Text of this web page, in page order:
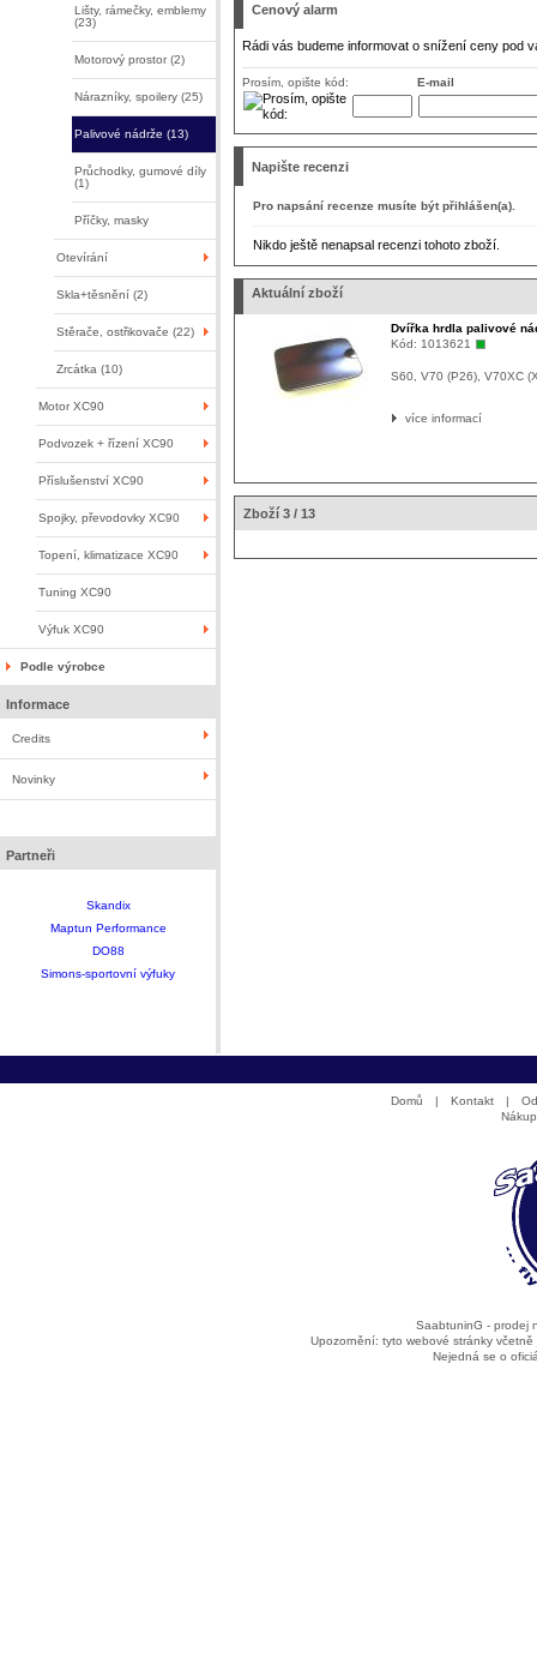
Lišty, rámečky, emblemy
(23)
Motorový prostor (2)
Nárazníky, spoilery (25)
Palivové nádrže (13)
Průchodky, gumové díly
(1)
Příčky, masky
Otevírání
Skla+těsnění (2)
Stěrače, ostřikovače (22)
Zrcátka (10)
Motor XC90
Podvozek + řízení XC90
Příslušenství XC90
Spojky, převodovky XC90
Topení, klimatizace XC90
Tuning XC90
Výfuk XC90
Podle výrobce
Informace
Credits
Novinky
Partneři
Skandix
Maptun Performance
DO88
Simons-sportovní výfuky
Cenový alarm
Rádi vás budeme informovat o snížení ceny pod
Prosím, opište kód: E-mail
Napište recenzi
Pro napsání recenze musíte být přihlášen(a).
Nikdo ještě nenapsal recenzi tohoto zboží.
Aktuální zboží
Dvířka hrdla palivové
Kód: 1013621
S60, V70 (P26), V70XC
více informací
Zboží 3 / 13
Domů | Kontakt |
SaabtuninG - prodej
Upozornění: tyto webové stránky
Nejedná se o